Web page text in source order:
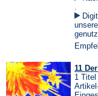
in
einem
neuen
Tab)
.
11
1